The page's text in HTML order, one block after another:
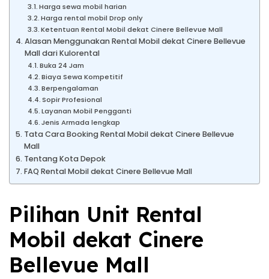
Harga sewa mobil harian
Harga rental mobil Drop only
Ketentuan Rental Mobil dekat Cinere Bellevue Mall
Alasan Menggunakan Rental Mobil dekat Cinere Bellevue
Mall dari Kulorental
Buka 24 Jam
Biaya Sewa Kompetitif
Berpengalaman
Sopir Profesional
Layanan Mobil Pengganti
Jenis Armada lengkap
Tata Cara Booking Rental Mobil dekat Cinere Bellevue
Mall
Tentang Kota Depok
FAQ Rental Mobil dekat Cinere Bellevue Mall
Pilihan Unit Rental
Mobil dekat Cinere
Bellevue Mall